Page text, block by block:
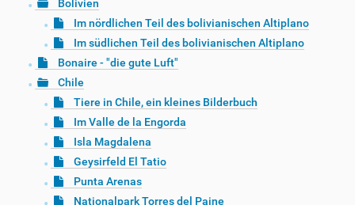
Bolivien
Im nördlichen Teil des bolivianischen Altiplano
Im südlichen Teil des bolivianischen Altiplano
Bonaire - "die gute Luft"
Chile
Tiere in Chile, ein kleines Bilderbuch
Im Valle de la Engorda
Isla Magdalena
Geysirfeld El Tatio
Punta Arenas
Nationalpark Torres del Paine